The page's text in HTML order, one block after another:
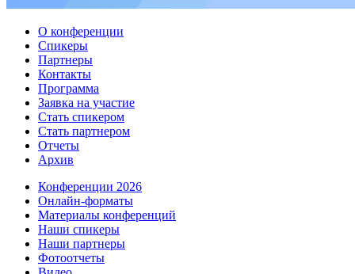
О конференции
Спикеры
Партнеры
Контакты
Программа
Заявка на участие
Стать спикером
Стать партнером
Отчеты
Архив
Конференции 2026
Онлайн-форматы
Материалы конференций
Наши спикеры
Наши партнеры
Фотоотчеты